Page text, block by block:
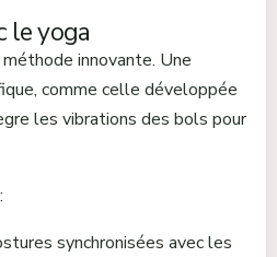
le yoga
innovante. Une
comme celle développée
les vibrations des bols pour
synchronisées avec les